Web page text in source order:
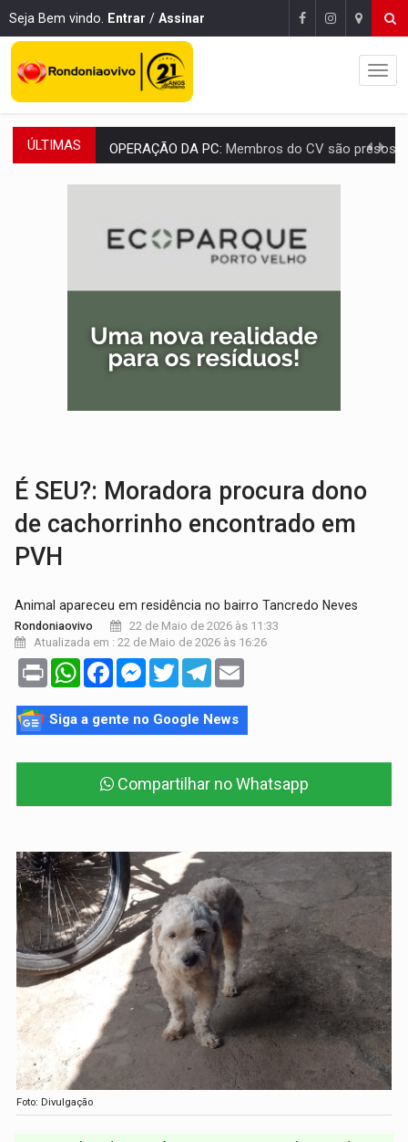
Seja Bem vindo. Entrar / Assinar
ÚLTIMAS OPERAÇÃO DA PC: Membros do CV são presos com armas e drogas
ENTRADA GRATUITA:Espetáculo As Marias Somos Nós será
CELEBRAÇÃO: Cerejeiras completa 43 anos de emancipação com
SAÚDE:Anvisa desmente boato sobre presença de plástico ou
VÍDEO: Pitbulls fogem de residência e atacam casal de idosos
AÇÃO CONJUNTA:Forças policiais apreendem cerca de 1kg de
É SEU?: Moradora procura dono
de cachorrinho encontrado em
PVH
Animal apareceu em residência no bairro Tancredo Neves
Rondoniaovivo
22 de Maio de 2026 às 11:33
Atualizada em : 22 de Maio de 2026 às 16:26
Print WhatsAppFacebookMessenger
TwitterTelegram
Siga a gente no Google News
Compartilhar no Whatsapp
Foto: Divulgação